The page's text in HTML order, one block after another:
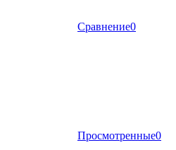
Сравнение0
Просмотренные0